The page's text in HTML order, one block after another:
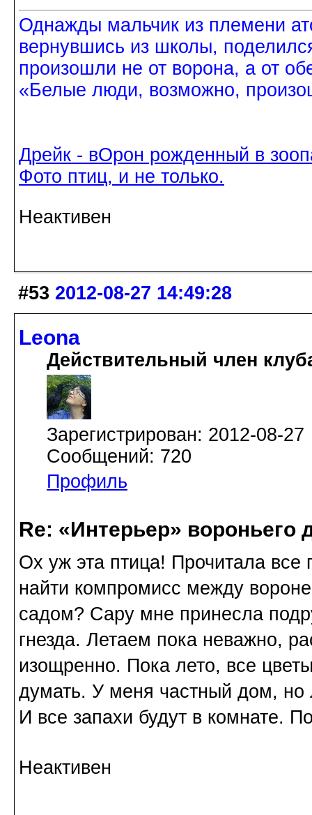
Однажды мальчик из племени
вернувшись из школы,
произошли не от ворона, а от
«Белые люди, возможно,
Дрейк - вОрон рожденный в
Фото птиц, и не только.
Неактивен
#53 2012-08-27 14:49:28
Leona
Действительный член
Зарегистрирован: 2012-08-27
Сообщений: 720
Профиль
Re: «Интерьер» вороньего
Ох уж эта птица! Прочитала все
найти компромисс между
садом? Сару мне принесла
гнезда. Летаем пока неважно,
изощренно. Пока лето, все
думать. У меня частный дом, но
И все запахи будут в комнате.
Неактивен